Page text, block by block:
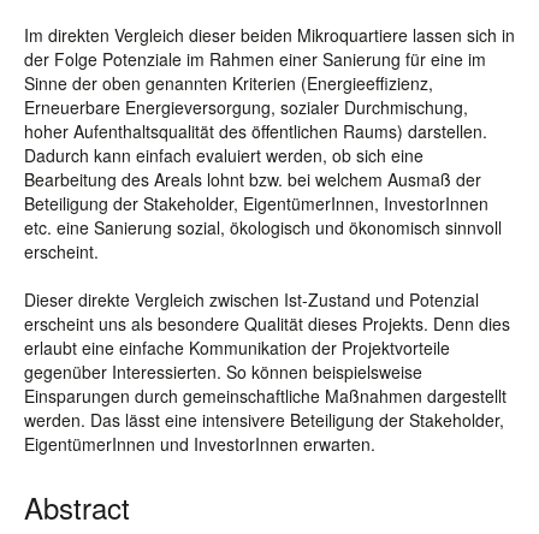
Im direkten Vergleich dieser beiden Mikroquartiere lassen sich in
der Folge Potenziale im Rahmen einer Sanierung für eine im
Sinne der oben genannten Kriterien (Energieeffizienz,
Erneuerbare Energieversorgung, sozialer Durchmischung,
hoher Aufenthaltsqualität des öffentlichen Raums) darstellen.
Dadurch kann einfach evaluiert werden, ob sich eine
Bearbeitung des Areals lohnt bzw. bei welchem Ausmaß der
Beteiligung der Stakeholder, EigentümerInnen, InvestorInnen
etc. eine Sanierung sozial, ökologisch und ökonomisch sinnvoll
erscheint.
Dieser direkte Vergleich zwischen Ist-Zustand und Potenzial
erscheint uns als besondere Qualität dieses Projekts. Denn dies
erlaubt eine einfache Kommunikation der Projektvorteile
gegenüber Interessierten. So können beispielsweise
Einsparungen durch gemeinschaftliche Maßnahmen dargestellt
werden. Das lässt eine intensivere Beteiligung der Stakeholder,
EigentümerInnen und InvestorInnen erwarten.
Abstract